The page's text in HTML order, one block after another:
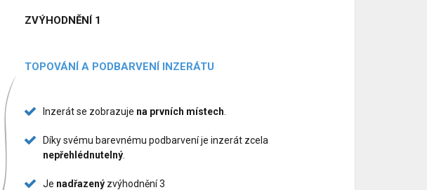
ZVÝHODNĚNÍ 1
TOPOVÁNÍ A PODBARVENÍ INZERÁTU
Inzerát se zobrazuje na prvních místech
Díky svému barevnému podbarvení je inzerát zcela
nepřehlédnutelný
Je nadřazený zvýhodnění 3